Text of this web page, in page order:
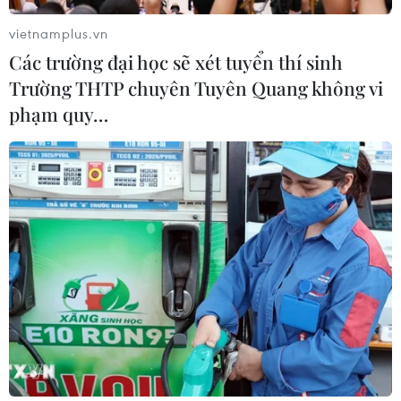
CƠ QUAN CHỦ QUẢN: THÔNG TẤN XÃ VIỆT NAM
Tổng Biên tập: TRẦN TIẾN DUẨN
Phó Tổng Biên tập: NGUYỄN THỊ TÁM, KHÚC THANH
THỦY
Sở hữu trí tuệ
Quy định sử dụng
RSS
Hỗ trợ
Ngôn ngữ
TTXVN
vietnamplus.vn
Các trường đại học sẽ xét tuyển thí sinh
Trường THTP chuyên Tuyên Quang không vi
phạm quy…